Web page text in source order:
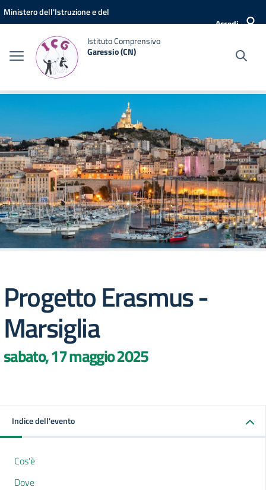
Vai ai contenuti
Vai al menu di navigazione
Vai al footer
Ministero dell'Istruzione e del
Accedi
Istituto Comprensivo
Garessio (CN)
Progetto Erasmus -
Marsiglia
sabato, 17 maggio 2025
Indice dell'evento
Cos'è
Dove